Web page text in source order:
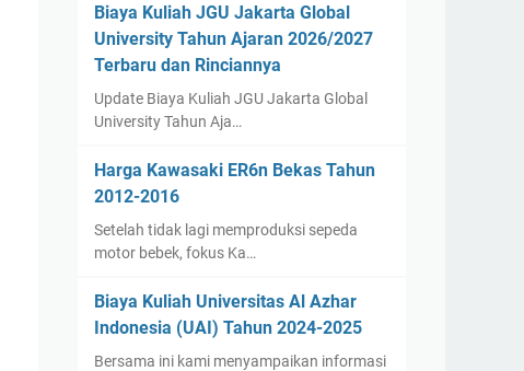
Biaya Kuliah JGU Jakarta Global
University Tahun Ajaran 2026/2027
Terbaru dan Rinciannya
Update Biaya Kuliah JGU Jakarta Global
University Tahun Aja…
Harga Kawasaki ER6n Bekas Tahun
2012-2016
Setelah tidak lagi memproduksi sepeda
motor bebek, fokus Ka…
Biaya Kuliah Universitas Al Azhar
Indonesia (UAI) Tahun 2024-2025
Bersama ini kami menyampaikan informasi